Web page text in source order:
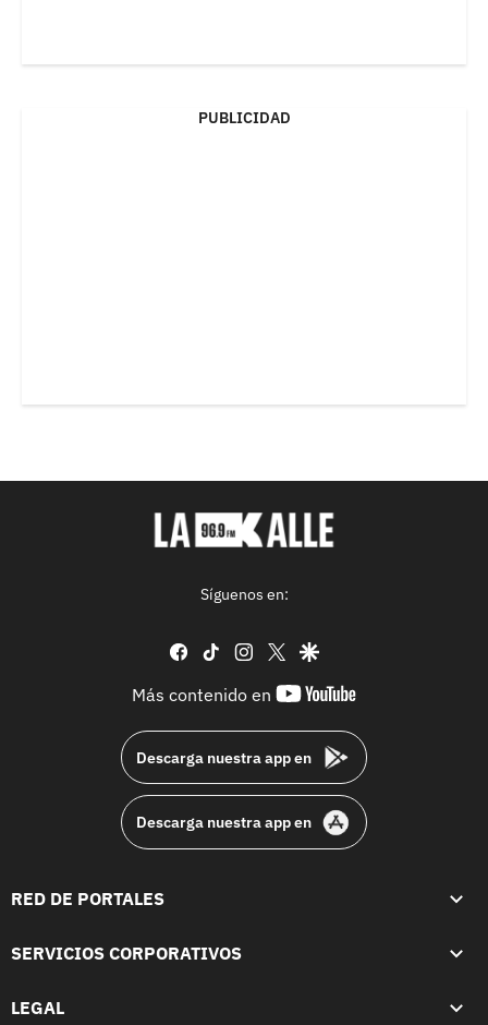
PUBLICIDAD
Síguenos en:
facebook
tiktok instagram
twittergoogle
Más contenido en
youtube-
Descarga nuestra app en
Descarga nuestra app en
RED DE PORTALES
SERVICIOS CORPORATIVOS
LEGAL